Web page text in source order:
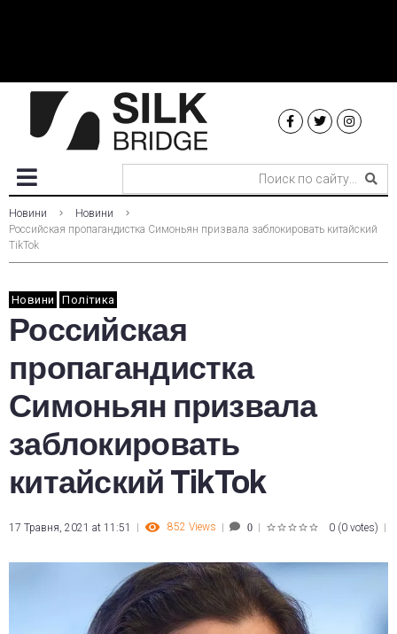
Новини
Новини
Российская пропагандистка Симоньян призвала заблокировать китайский
TikTok
Новини Політика
Российская
пропагандистка
Симоньян призвала
заблокировать
китайский TikTok
17 Травня, 2021 at 11:51 852 Views 0 0 (0 votes)